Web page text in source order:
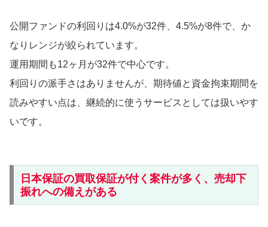
公開ファンドの利回りは4.0%が32件、4.5%が8件で、か
なりレンジが絞られています。
運用期間も12ヶ月が32件で中心です。
利回りの派手さはありませんが、期待値と資金拘束期間を
読みやすい点は、継続的に使うサービスとしては扱いやす
いです。
日本保証の買取保証が付く案件が多く、売却下
振れへの備えがある